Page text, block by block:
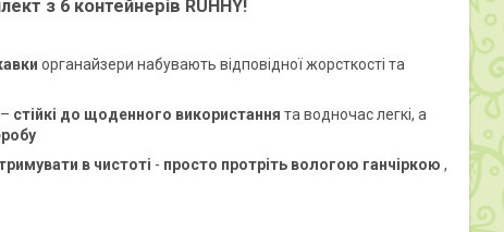
з 6 контейнерів RUHHY!
органайзери набувають відповідної жорсткості та
стійкі до щоденного використання та водночас легкі, а
в чистоті - просто протріть вологою ганчіркою ,